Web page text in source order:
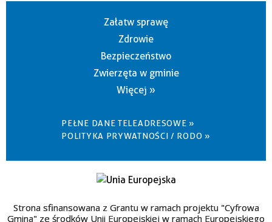
Załatw sprawę
Zdrowie
Bezpieczeństwo
Zwierzęta w gminie
Więcej »
PEŁNE DANE TELEADRESOWE »
POLITYKA PRYWATNOŚCI / RODO »
Strona sfinansowana z Grantu w ramach projektu "Cyfrowa
Gmina" ze środków Unii Europejskiej w ramach Europejskiego